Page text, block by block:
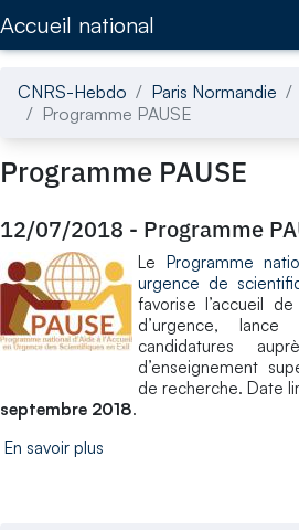
Accueil national
CNRS-Hebdo Paris Normandie
Programme PAUSE
Programme PAUSE
12/07/2018 - Programme
Le Programme
urgence de
favorise l’accueil
d’urgence,
candidatures
d’enseignement
de recherche. Date
septembre 2018.
En savoir plus